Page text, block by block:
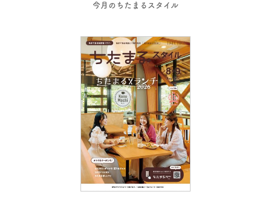
今月のちたまるスタイル